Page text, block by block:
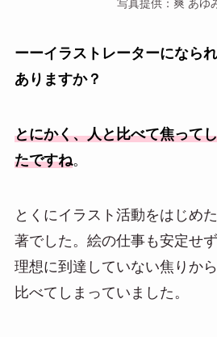
写真提供：爽 あゆ
ーーイラストレーターになら
ありますか？
とにかく、人と比べて焦って
たですね。
とくにイラスト活動をはじめ
著でした。絵の仕事も安定せ
理想に到達していない焦りか
比べてしまっていました。